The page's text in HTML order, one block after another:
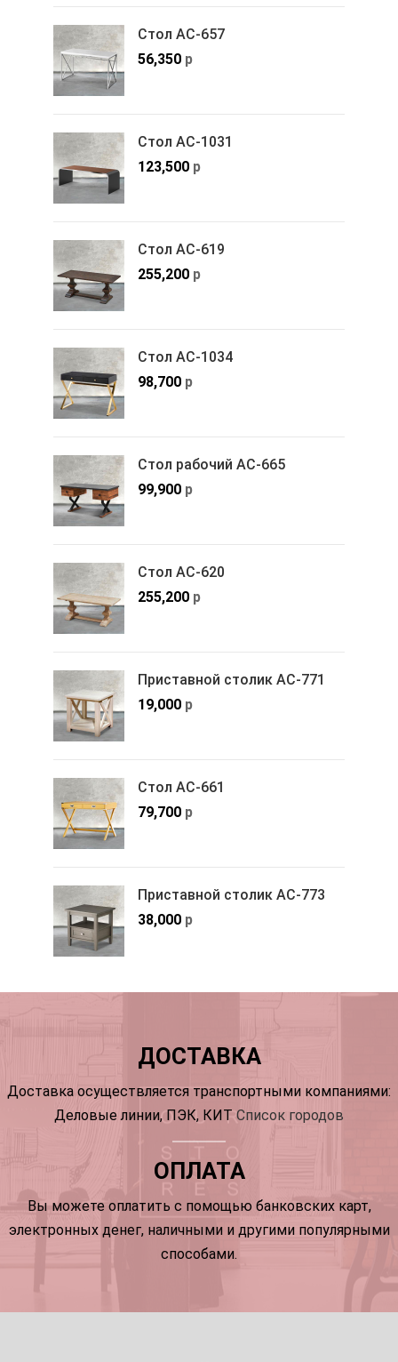
Стол АС-657
56,350 р
Стол АС-1031
123,500 р
Стол АС-619
255,200 р
Стол АС-1034
98,700 р
Стол рабочий АС-665
99,900 р
Стол АС-620
255,200 р
Приставной столик АС-771
19,000 р
Стол АС-661
79,700 р
Приставной столик АС-773
38,000 р
ДОСТАВКА
Доставка осуществляется транспортными компаниями:
Деловые линии, ПЭК, КИТ Список городов
ОПЛАТА
Вы можете оплатить с помощью банковских карт,
электронных денег, наличными и другими популярными
способами.